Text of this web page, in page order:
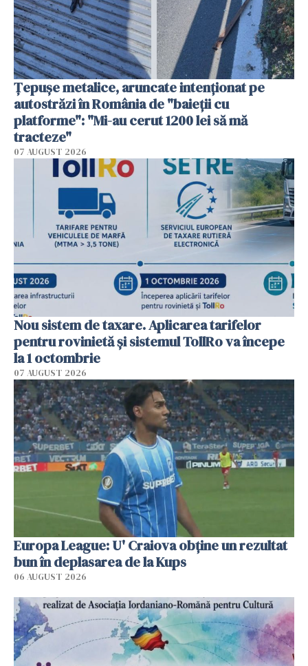
Țepușe metalice, aruncate intenționat pe
autostrăzi în România de "baieții cu
platforme": "Mi-au cerut 1200 lei să mă
tracteze"
07 AUGUST 2026
Nou sistem de taxare. Aplicarea tarifelor
pentru rovinietă şi sistemul TollRo va începe
la 1 octombrie
07 AUGUST 2026
Europa League: U' Craiova obține un rezultat
bun în deplasarea de la Kups
06 AUGUST 2026